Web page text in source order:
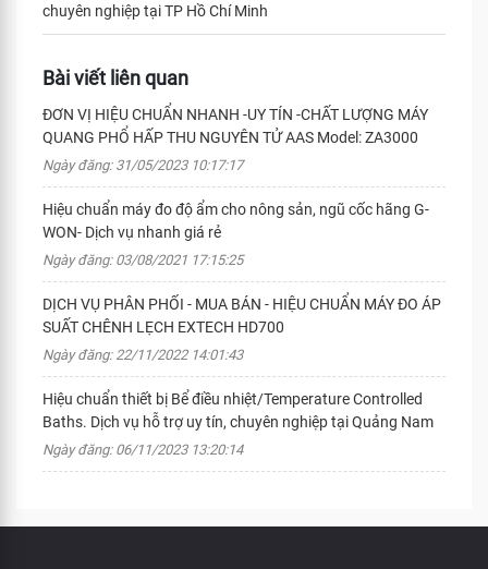
chuyên nghiệp tại TP Hồ Chí Minh
Bài viết liên quan
ĐƠN VỊ HIỆU CHUẨN NHANH -UY TÍN -CHẤT LƯỢNG MÁY
QUANG PHỔ HẤP THU NGUYÊN TỬ AAS Model: ZA3000
Ngày đăng: 31/05/2023 10:17:17
Hiệu chuẩn máy đo độ ẩm cho nông sản, ngũ cốc hãng G-
WON- Dịch vụ nhanh giá rẻ
Ngày đăng: 03/08/2021 17:15:25
DỊCH VỤ PHÂN PHỐI - MUA BÁN - HIỆU CHUẨN MÁY ĐO ÁP
SUẤT CHÊNH LẸCH EXTECH HD700
Ngày đăng: 22/11/2022 14:01:43
Hiệu chuẩn thiết bị Bể điều nhiệt/Temperature Controlled
Baths. Dịch vụ hỗ trợ uy tín, chuyên nghiệp tại Quảng Nam
Ngày đăng: 06/11/2023 13:20:14